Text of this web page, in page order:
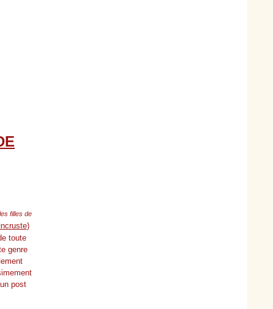
filles de
)
toute
genre
post